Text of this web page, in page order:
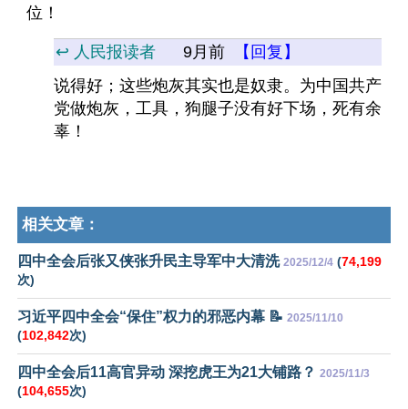
位！
↩️ 人民报读者 9月前
【回复】
说得好；这些炮灰其实也是奴隶。为中国共产
党做炮灰，工具，狗腿子没有好下场，死有余
辜！
相关文章：
四中全会后张又侠张升民主导军中大清洗 2025/12/4 (74,199
次)
习近平四中全会“保住”权力的邪恶内幕 📝 2025/11/10
(102,842次)
四中全会后11高官异动 深挖虎王为21大铺路？ 2025/11/3
(104,655次)